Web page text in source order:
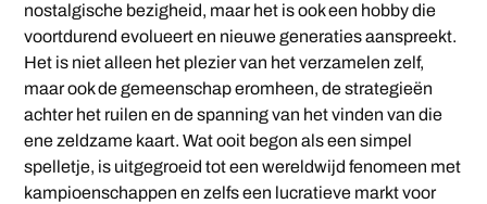
nostalgische bezigheid, maar het is ook een hobby die
voortdurend evolueert en nieuwe generaties aanspreekt.
Het is niet alleen het plezier van het verzamelen zelf,
maar ook de gemeenschap eromheen, de strategieën
achter het ruilen en de spanning van het vinden van die
ene zeldzame kaart. Wat ooit begon als een simpel
spelletje, is uitgegroeid tot een wereldwijd fenomeen met
kampioenschappen en zelfs een lucratieve markt voor